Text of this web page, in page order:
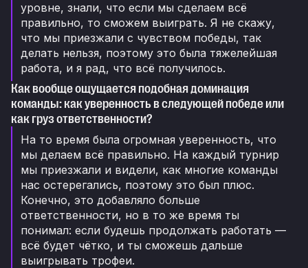
уровне, знали, что если мы сделаем всё
правильно, то сможем выиграть. Я не скажу,
что мы приезжали с чувством победы, так
делать нельзя, поэтому это была тяжелейшая
работа, и я рад, что всё получилось.
Как вообще ощущается подобная доминация
команды: как уверенность в следующей победе или
как груз ответственности?
На то время была огромная уверенность, что
мы делаем всё правильно. На каждый турнир
мы приезжали и видели, как многие команды
нас остерегались, поэтому это был плюс.
Конечно, это добавляло больше
ответственности, но в то же время ты
понимал: если будешь продолжать работать —
всё будет чётко, и ты сможешь дальше
выигрывать трофеи.